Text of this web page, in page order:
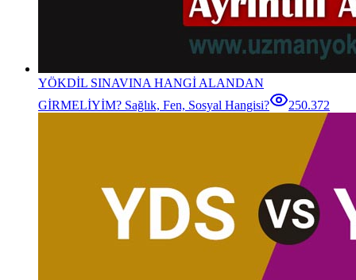
YÖKDİL SINAVINA HANGİ ALANDAN
GİRMELİYİM? Sağlık, Fen, Sosyal Hangisi?
250.372